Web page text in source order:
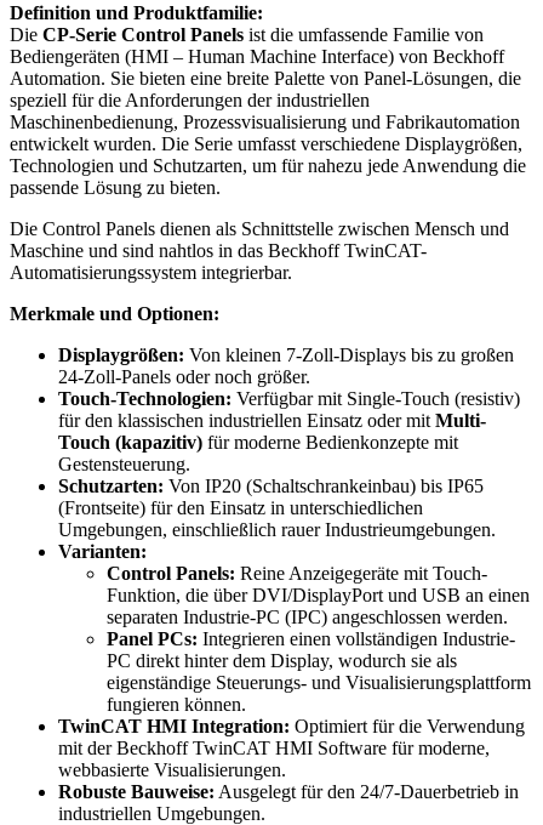
Definition und Produktfamilie:
Die CP-Serie Control Panels ist die umfassende Familie von
Bediengeräten (HMI – Human Machine Interface) von Beckhoff
Automation. Sie bieten eine breite Palette von Panel-Lösungen, die
speziell für die Anforderungen der industriellen
Maschinenbedienung, Prozessvisualisierung und Fabrikautomation
entwickelt wurden. Die Serie umfasst verschiedene Displaygrößen,
Technologien und Schutzarten, um für nahezu jede Anwendung die
passende Lösung zu bieten.
Die Control Panels dienen als Schnittstelle zwischen Mensch und
Maschine und sind nahtlos in das Beckhoff TwinCAT-
Automatisierungssystem integrierbar.
Merkmale und Optionen:
Displaygrößen: Von kleinen 7-Zoll-Displays bis zu großen
24-Zoll-Panels oder noch größer.
Touch-Technologien: Verfügbar mit Single-Touch (resistiv)
für den klassischen industriellen Einsatz oder mit Multi-
Touch (kapazitiv) für moderne Bedienkonzepte mit
Gestensteuerung.
Schutzarten: Von IP20 (Schaltschrankeinbau) bis IP65
(Frontseite) für den Einsatz in unterschiedlichen
Umgebungen, einschließlich rauer Industrieumgebungen.
Varianten:
Control Panels: Reine Anzeigegeräte mit Touch-
Funktion, die über DVI/DisplayPort und USB an einen
separaten Industrie-PC (IPC) angeschlossen werden.
Panel PCs: Integrieren einen vollständigen Industrie-
PC direkt hinter dem Display, wodurch sie als
eigenständige Steuerungs- und Visualisierungsplattform
fungieren können.
TwinCAT HMI Integration: Optimiert für die Verwendung
mit der Beckhoff TwinCAT HMI Software für moderne,
webbasierte Visualisierungen.
Robuste Bauweise: Ausgelegt für den 24/7-Dauerbetrieb in
industriellen Umgebungen.